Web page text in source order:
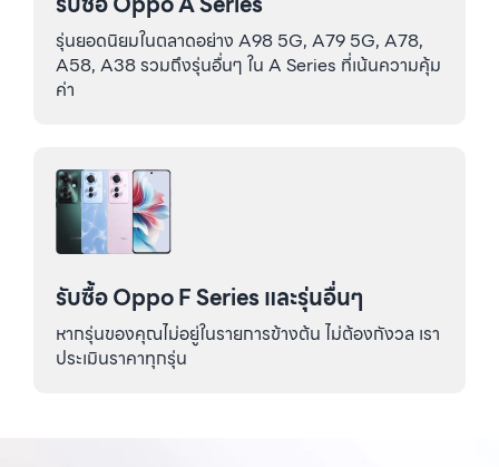
รุ่นยอดนิยมในตลาดอย่าง A98 5G, A79 5G, A78,
A58, A38 รวมถึงรุ่นอื่นๆ ใน A Series ที่เน้นความคุ้ม
ค่า
รับซื้อ Oppo F Series และรุ่นอื่นๆ
หากรุ่นของคุณไม่อยู่ในรายการข้างต้น ไม่ต้องกังวล เรา
ประเมินราคาทุกรุ่น